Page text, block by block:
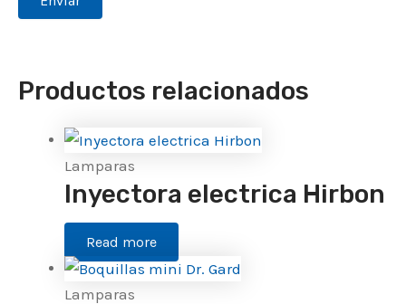
Productos relacionados
Lamparas
Inyectora electrica Hirbon
Read more
Lamparas